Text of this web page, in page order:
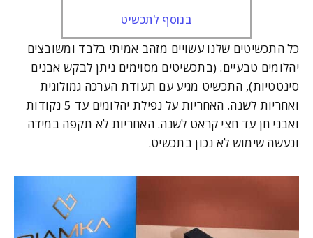
בנוסף לתכשיט
כל התכשיטים שלנו עשויים מזהב אמיתי בלבד ומשובצים
יהלומים טבעיים. (בתכשיטים מסוימים ניתן לבקש אבנים
סינטטיות), התכשיט מגיע עם תעודת הערכה גמולוגית
ואחריות לשנה. האחריות על נפילת יהלומים עד 5 נקודות
ואבני חן עד חצי קראט לשנה. האחריות לא תקפה במידה
ונעשה שימוש לא נכון בתכשיט.